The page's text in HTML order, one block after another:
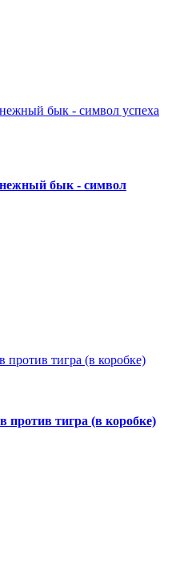
бык - символ
против тигра (в коробке)